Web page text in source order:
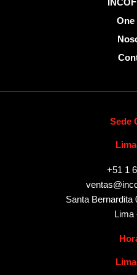
One
Sede
+51 1
Santa Bernardita
Lima